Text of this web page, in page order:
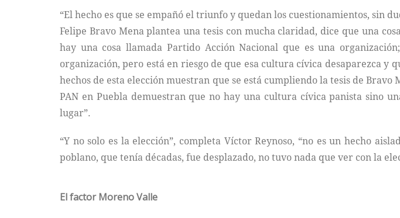
“El hecho es que se empañó el triunfo y quedan los cuestionamientos, sin
Felipe Bravo Mena plantea una tesis con mucha claridad, dice que una
hay una cosa llamada Partido Acción Nacional que es una
organización, pero está en riesgo de que esa cultura cívica desaparezca
hechos de esta elección muestran que se está cumpliendo la tesis de
PAN en Puebla demuestran que no hay una cultura cívica panista sino
lugar”.
“Y no solo es la elección”, completa Víctor Reynoso, “no es un hecho
poblano, que tenía décadas, fue desplazado, no tuvo nada que ver con la
El factor Moreno Valle